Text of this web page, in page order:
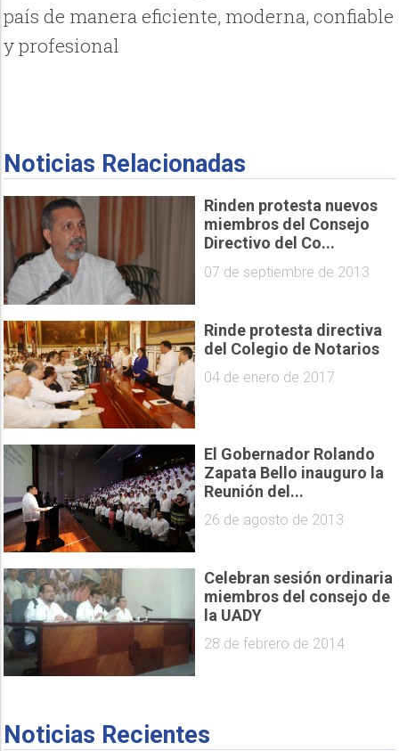
país de manera eficiente, moderna, confiable
y profesional
Noticias Relacionadas
Rinden protesta nuevos
miembros del Consejo
Directivo del Co...
07 de septiembre de 2013
Rinde protesta directiva
del Colegio de Notarios
04 de enero de 2017
El Gobernador Rolando
Zapata Bello inauguro la
Reunión del...
26 de agosto de 2013
Celebran sesión ordinaria
miembros del consejo de
la UADY
28 de febrero de 2014
Noticias Recientes